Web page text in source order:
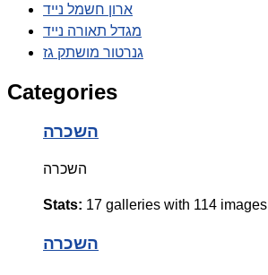
ארון חשמל נייד
מגדל תאורה נייד
גנרטור מושתק גז
Categories
השכרה
השכרה
Stats: 17 galleries with 114 images
השכרה